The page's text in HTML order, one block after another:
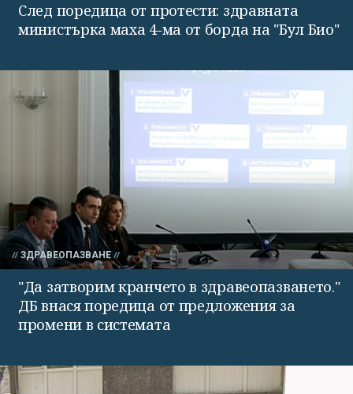
След поредица от протести: здравната
министърка маха 4-ма от борда на "Бул Био"
ЗДРАВЕОПАЗВАНЕ
"Да затворим кранчето в здравеопазването."
ДБ внася поредица от предложения за
промени в системата